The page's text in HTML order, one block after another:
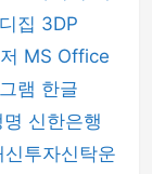
집 3DP
MS Office
램 한글
신한은행
신투자신탁운